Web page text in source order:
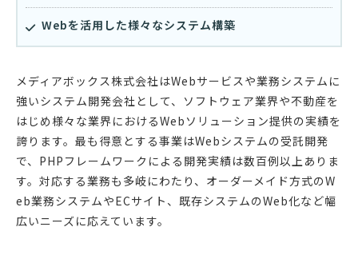
Webを活用した様々なシステム構築
メディアボックス株式会社はWebサービスや業務システムに
強いシステム開発会社として、ソフトウェア業界や不動産を
はじめ様々な業界におけるWebソリューション提供の実績を
誇ります。最も得意とする事業はWebシステムの受託開発
で、PHPフレームワークによる開発実績は数百例以上ありま
す。対応する業務も多岐にわたり、オーダーメイド方式のW
eb業務システムやECサイト、既存システムのWeb化など幅
広いニーズに応えています。